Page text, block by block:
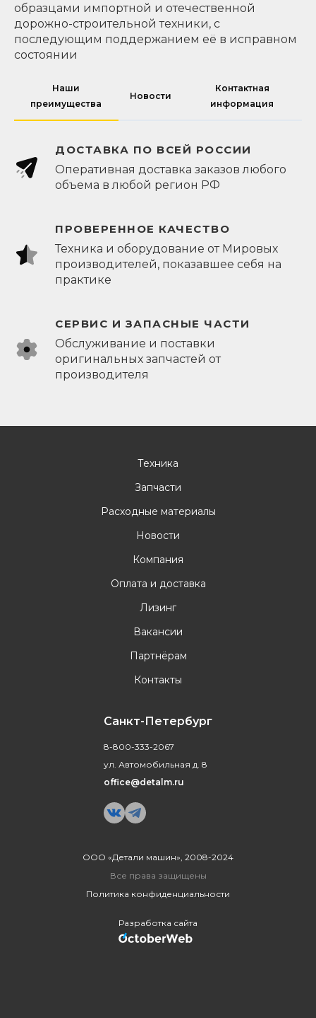
образцами импортной и отечественной
дорожно-строительной техники, с
последующим поддержанием её в исправном
состоянии
Наши
преимущества
Новости
Контактная
информация
ДОСТАВКА ПО ВСЕЙ РОССИИ
Оперативная доставка заказов любого
объема в любой регион РФ
ПРОВЕРЕННОЕ КАЧЕСТВО
Техника и оборудование от Мировых
производителей, показавшее себя на
практике
СЕРВИС И ЗАПАСНЫЕ ЧАСТИ
Обслуживание и поставки
оригинальных запчастей от
производителя
ООО «Детали машин», 2008-2024
Все права защищены
Политика конфиденциальности
Разработка сайта
Техника
Запчасти
Расходные материалы
Новости
Компания
Оплата и доставка
Лизинг
Вакансии
Партнёрам
Контакты
Санкт-Петербург
8-800-333-2067
ул. Автомобильная д. 8
office@detalm.ru